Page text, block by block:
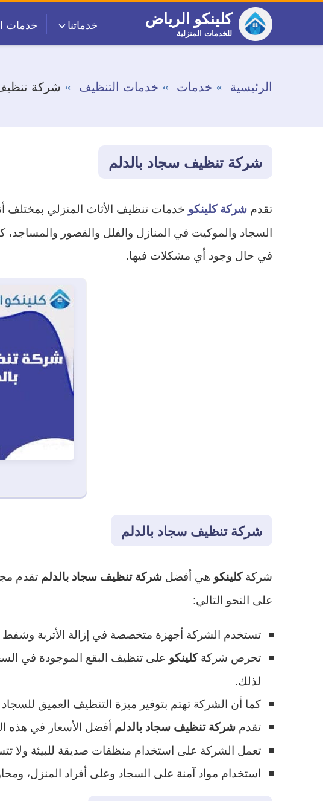
كلينكو الرياض
للخدمات المنزلية
خدماتنا خدمات
الرئيسية خدمات خدمات التنظيف شركة
شركة تنظيف سجاد بالدلم
تقدم شركة كلينكو خدمات تنظيف الأثاث المنزلي بمختلف
السجاد والموكيت في المنازل والفلل والقصور
في حال وجود أي مشكلات فيها.
شركة تنظيف سجاد بالدلم
شركةكلينكو هي أفضل شركة تنظيف سجاد بالدلم تقدم
على النحو التالي:
تستخدم الشركة أجهزة متخصصة في إزالة الأتربة وشفط
تحرص شركةكلينكو على تنظيف البقع الموجودة في
لذلك.
كما أن الشركة تهتم بتوفير ميزة التنظيف العميق
تقدم شركة تنظيف سجاد بالدلم أفضل الأسعار في هذه
تعمل الشركة على استخدام منظفات صديقة للبيئة ولا
استخدام مواد آمنة على السجاد وعلى أفراد المنزل،